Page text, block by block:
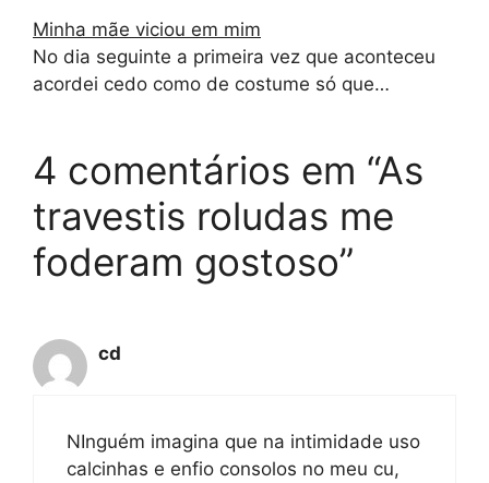
Minha mãe viciou em mim
No dia seguinte a primeira vez que aconteceu
acordei cedo como de costume só que…
4 comentários em “As
travestis roludas me
foderam gostoso”
cd
NInguém imagina que na intimidade uso
calcinhas e enfio consolos no meu cu,